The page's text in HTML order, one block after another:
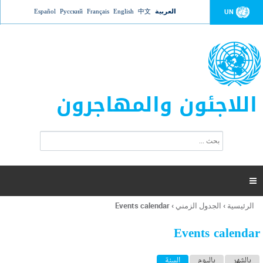
Jump to navigation UN العربية 中文
English
Français
Русский
Español
اللاجئون والمهاجرون
ت
ر
ل
ح
ب

أنت
هنا
الرئيسية › الجدول الزمني ›
Events calendar
Events calendar